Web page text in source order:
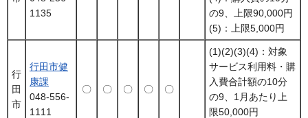
1135
の9、上限90,000円
(5)：上限5,000円
行
田
市
行田市健
康課
048-556-
1111
〇 〇 〇 〇 〇
(1)(2)(3)(4)：対象
サービス利用料・購
入費合計額の10分
の9、1月あたり上
限50,000円